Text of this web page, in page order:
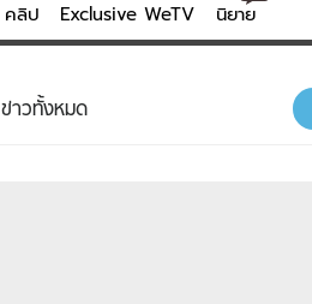
คลิป Exclusive WeTV นิยาย
บันเทิงครบรส
ข่าวทั้งหมด